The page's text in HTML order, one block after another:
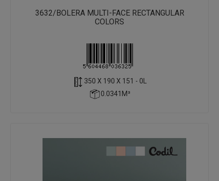
3632/BOLERA MULTI-FACE RECTANGULAR
COLORS
350 X 190 X 151 - 0L
0.0341M³